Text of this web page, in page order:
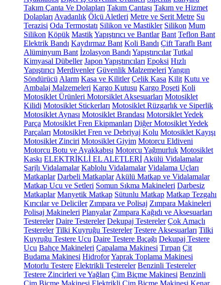
Takım Çanta Ve Dolapları Takım Çantası Takım ve Hizmet
Dolapları Avadanlık Ölçü Aletleri Metre ve Şerit Metre Su
Terazisi Oda Termostatı Silikon ve Mastikler Silikon Mum
Silikon Köpük MastikYapıştırıcı ve Bantlar Bant Teflon Bant
Elektrik Bandı Kaydırmaz Bant Koli Bandı Çift Taraflı Bant
Alüminyum Bant İzolasyon Bandı Yapıştırıcılar Tutkal
Kimyasal Dübeller Japon Yapıştırıcıları Epoksi Hızlı
Yapıştırıcı Merdivenler Güvenlik Malzemeleri Yangın
Söndürücü Alarm Kasa ve Kilitler Çelik Kasa Kilit Kutu ve
Ambalaj Malzemeleri Kargo Kutusu Kargo Poşeti Koli
Motosiklet Ürünleri Motorsiklet Aksesuarları Motosiklet
Kilidi Motosiklet Stickerları Motosiklet Rüzgarlık ve Siperlik
Motosiklet Aynası Motosiklet Brandası Motorsiklet Yedek
Parça Motosiklet Fren Ekipmanları Diğer Motosiklet Yedek
Parçaları Motosiklet Fren ve Debriyaj Kolu Motosiklet Kayışı
Motosiklet Zinciri Motosiklet Giyim Motorcu Eldiveni
Motorcu Botu ve Ayakkabısı Motorcu Yağmurluk Motosiklet
Kaskı ELEKTRİKLİ EL ALETLERİ Akülü Vidalamalar
Şarjlı Vidalamalar Kablolu Vidalamalar Vidalama Uçları
Matkaplar Darbeli Matkaplar Akülü Matkap ve Vidalamalar
Matkap Ucu ve Setleri Somun Sıkma Makineleri Darbesiz
Matkaplar Manyetik Matkap Sütunlu Matkap Matkap Tezgahı
Kırıcılar ve Deliciler Zımpara ve Polisaj Zımpara Makineleri
Polisaj Makineleri Planyalar Zımpara Kağıdı ve Aksesuarları
Testereler Daire Testereler Dekupaj Testereler Çok Amaçlı
Testereler Tilki Kuyruğu Testereler Testere Aksesuarları Tilki
Kuyruğu Testere Ucu Daire Testere Bıçağı Dekupaj Testere
Ucu Bahçe Makineleri Çapalama Makinesi Tırpan Çit
Budama Makinesi HidroforYaprak Toplama Makinesi
Motorlu Testere Elektrikli Testereler Benzinli Testereler
Testere Zincirleri ve Yağları Çim Biçme Makinesi Benzinli
Çim Biçme Makinesi Elektrikli Çim Biçme Makinesi Kenar